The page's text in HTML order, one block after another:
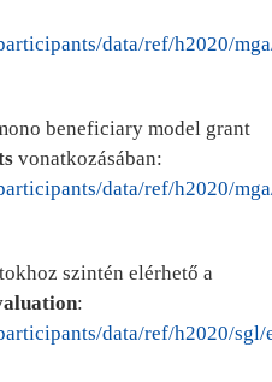
data/ref/h2020/
beneficiary model grant
vonatkozásában:
data/ref/h2020/
szintén elérhető a
:
data/ref/h2020/